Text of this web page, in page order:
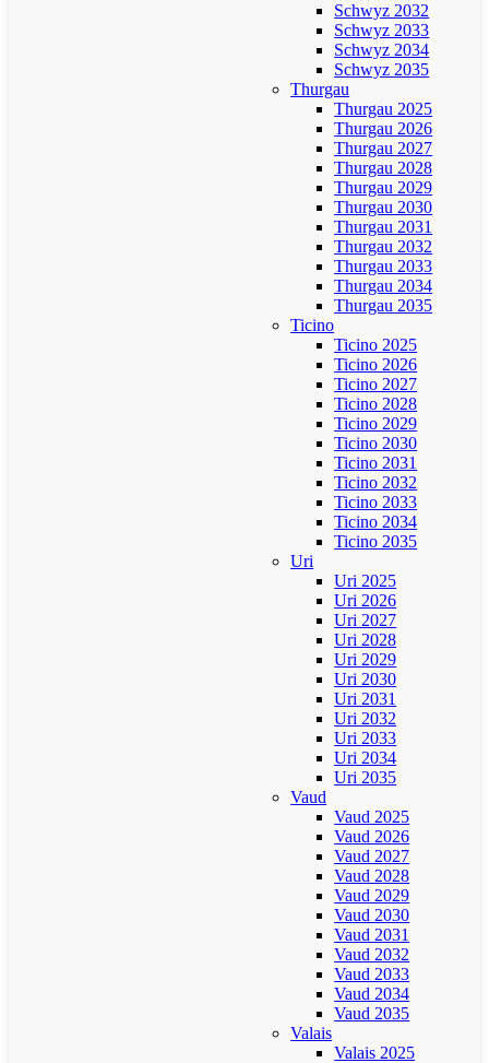
Schwyz 2032
Schwyz 2033
Schwyz 2034
Schwyz 2035
Thurgau
Thurgau 2025
Thurgau 2026
Thurgau 2027
Thurgau 2028
Thurgau 2029
Thurgau 2030
Thurgau 2031
Thurgau 2032
Thurgau 2033
Thurgau 2034
Thurgau 2035
Ticino
Ticino 2025
Ticino 2026
Ticino 2027
Ticino 2028
Ticino 2029
Ticino 2030
Ticino 2031
Ticino 2032
Ticino 2033
Ticino 2034
Ticino 2035
Uri
Uri 2025
Uri 2026
Uri 2027
Uri 2028
Uri 2029
Uri 2030
Uri 2031
Uri 2032
Uri 2033
Uri 2034
Uri 2035
Vaud
Vaud 2025
Vaud 2026
Vaud 2027
Vaud 2028
Vaud 2029
Vaud 2030
Vaud 2031
Vaud 2032
Vaud 2033
Vaud 2034
Vaud 2035
Valais
Valais 2025